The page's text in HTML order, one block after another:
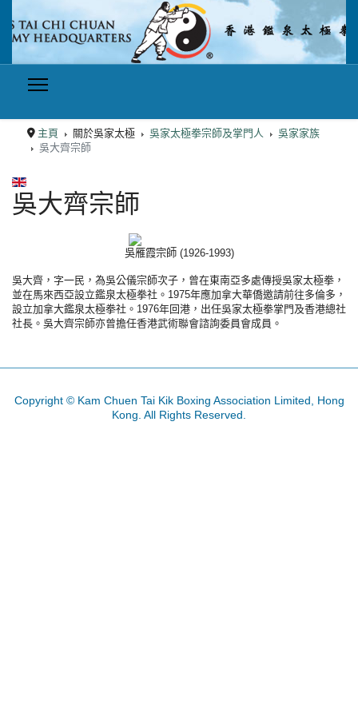
主頁 關於吳家太極 吳家太極拳宗師及掌門人
吳家家族
吳大齊宗師
選擇你的語言
吳大齊宗師
吳雁霞宗師 (1926-1993)
吳大齊，字一民，為吳公儀宗師次子，曾在東南亞多處傳授吳家太極拳，
並在馬來西亞設立鑑泉太極拳社。1975年應加拿大華僑邀請前往多倫多，
設立加拿大鑑泉太極拳社。1976年回港，出任吳家太極拳掌門及香港總社
社長。吳大齊宗師亦曾擔任香港武術聯會諮詢委員會成員。
Copyright © Kam Chuen Tai Kik Boxing Association Limited, Hong
Kong. All Rights Reserved.